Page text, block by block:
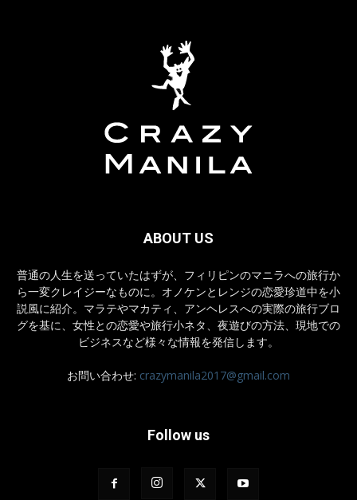
ABOUT US
普通の人生を送っていたはずが、フィリピンのマニラへの旅行か
ら一変クレイジーなものに。オノケンとレンジの恋愛珍道中を小
説風に紹介。マラテやマカティ、アンヘレスへの実際の旅行ブロ
グを基に、女性との恋愛や旅行小ネタ、夜遊びの方法、現地での
ビジネスなど様々な情報を発信します。
お問い合わせ: crazymanila2017@gmail.com
Follow us